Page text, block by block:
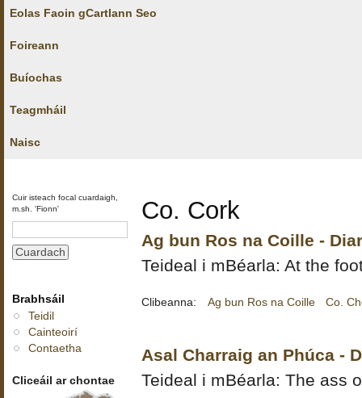
Eolas Faoin gCartlann Seo
Foireann
Buíochas
Teagmháil
Naisc
Cuir isteach focal cuardaigh,
m.sh. 'Fionn'
Brabhsáil
Teidil
Cainteoirí
Contaetha
Cliceáil ar chontae
Co. Cork
Ag bun Ros na Coille -
Teideal i mBéarla: At the
Clibeanna: Ag bun Ros na Coille Co.
Asal Charraig an Phúca -
Teideal i mBéarla: The ass